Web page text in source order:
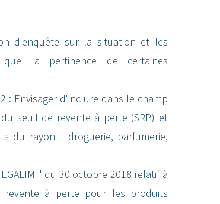
d'enquête sur la situation et les
la pertinence de certaines
: Envisager d'inclure dans le champ
seuil de revente à perte (SRP) et
du rayon " droguerie, parfumerie,
" du 30 octobre 2018 relatif à
à perte pour les produits